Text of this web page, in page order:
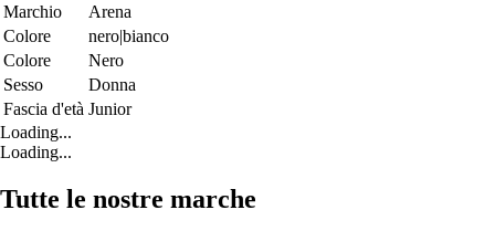
Marchio
Arena
Colore
nero|bianco
Colore
Nero
Sesso
Donna
Fascia d'età Junior
Loading...
Loading...
Tutte le nostre marche